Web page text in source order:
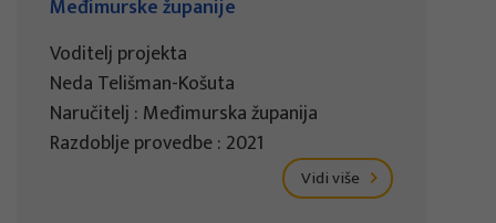
Međimurske županije
Voditelj projekta
Neda Telišman-Košuta
Naručitelj : Međimurska županija
Razdoblje provedbe : 2021
Vidi više